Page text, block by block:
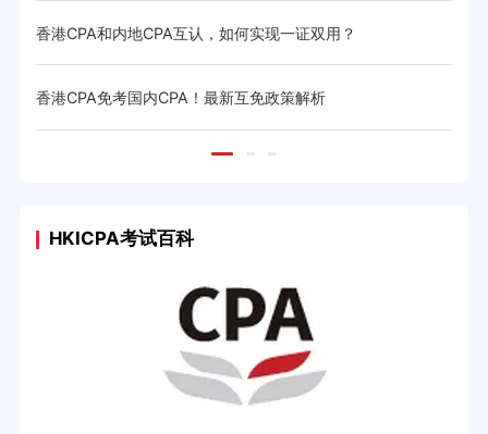
香港CPA和内地CPA互认，如何实现一证双用？
香港CPA免考国内CPA！最新互免政策解析
HKICPA考试百科